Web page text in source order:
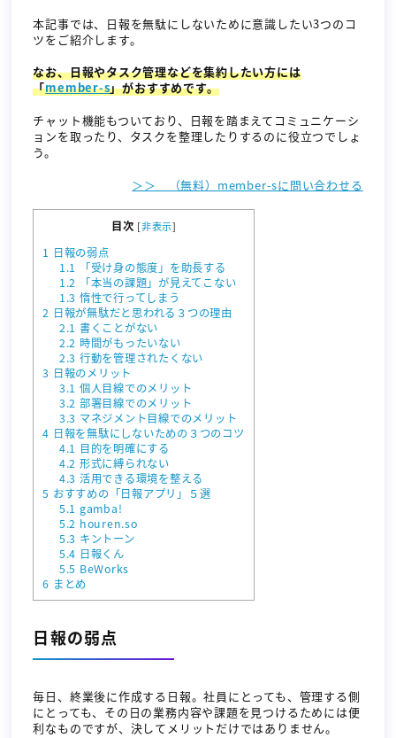
本記事では、日報を無駄にしないために意識したい3つのコ
ツをご紹介します。
なお、日報やタスク管理などを集約したい方には
「member-s」がおすすめです。
チャット機能もついており、日報を踏まえてコミュニケーシ
ョンを取ったり、タスクを整理したりするのに役立つでしょ
う。
＞＞ （無料）member-sに問い合わせる
目次 [非表示]
1 日報の弱点
1.1
「受け身の態度」を助長する
1.2
「本当の課題」が見えてこない
1.3 惰性で行ってしまう
2 日報が無駄だと思われる３つの理由
2.1 書くことがない
2.2 時間がもったいない
2.3 行動を管理されたくない
3 日報のメリット
3.1 個人目線でのメリット
3.2 部署目線でのメリット
3.3 マネジメント目線でのメリット
4 日報を無駄にしないための３つのコツ
4.1 目的を明確にする
4.2 形式に縛られない
4.3 活用できる環境を整える
5 おすすめの「日報アプリ」５選
5.1 gamba!
5.2 houren.so
5.3 キントーン
5.4 日報くん
5.5 BeWorks
6 まとめ
日報の弱点
毎日、終業後に作成する日報。社員にとっても、管理する側
にとっても、その日の業務内容や課題を見つけるためには便
利なものですが、決してメリットだけではありません。